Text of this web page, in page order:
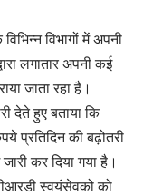
विभागों में अपनी
लगातार अपनी कई
जाता रहा है।
देते हुए बताया कि
प्रतिदिन की बढ़ोतरी
कर दिया गया है।
स्वयंसेवको को